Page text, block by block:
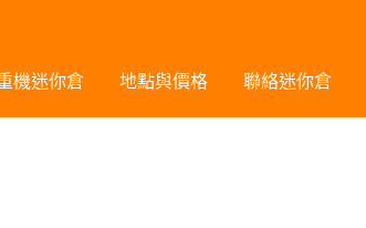
機迷你倉 地點與價格 聯絡迷你倉